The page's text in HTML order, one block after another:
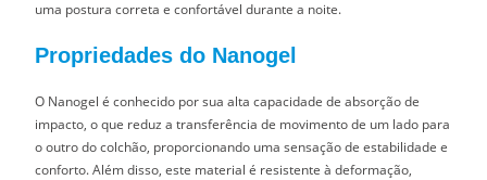
uma postura correta e confortável durante a noite.
Propriedades do Nanogel
O Nanogel é conhecido por sua alta capacidade de absorção de
impacto, o que reduz a transferência de movimento de um lado para
o outro do colchão, proporcionando uma sensação de estabilidade e
conforto. Além disso, este material é resistente à deformação,